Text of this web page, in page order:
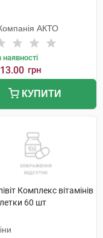
АКТО
наявності
грн
КУПИТИ
Комплекс вітамінів
60 шт